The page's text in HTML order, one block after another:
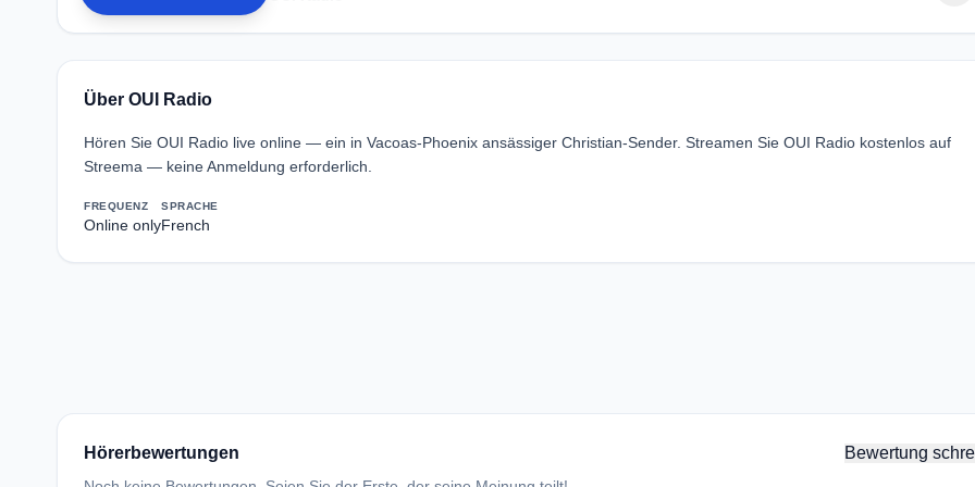
Über OUI Radio
Hören Sie OUI Radio live online — ein in Vacoas-Phoenix ansässiger Christian-Sender. Streamen Sie OUI Radio kostenlos auf
Streema — keine Anmeldung erforderlich.
FREQUENZ
Online only
SPRACHE
French
Hörerbewertungen Bewertung